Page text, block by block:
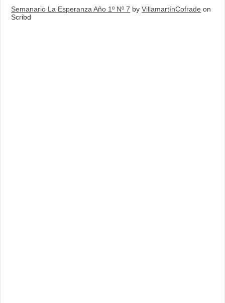
Semanario La Esperanza Año 1º Nº 7 byVillamartínCofrade on
Scribd